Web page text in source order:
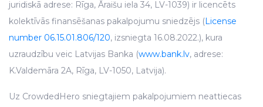
juridiskā adrese: Rīga, Āraišu iela 34, LV-1039) ir licencēts
kolektīvās finansēšanas pakalpojumu sniedzējs (License
number 06.15.01.806/120, izsniegta 16.08.2022.), kura
uzraudzību veic Latvijas Banka (www.bank.lv, adrese:
K.Valdemāra 2A, Rīga, LV-1050, Latvija).
Uz CrowdedHero sniegtajiem pakalpojumiem neattiecas